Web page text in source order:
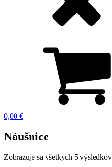
0,00 €
Náušnice
Zobrazuje sa všetkych 5 výsledkov